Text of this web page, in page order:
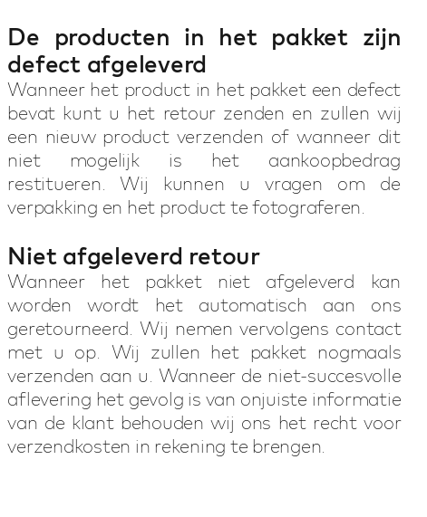
De producten in het pakket zijn
defect afgeleverd
Wanneer het product in het pakket een defect
bevat kunt u het retour zenden en zullen wij
een nieuw product verzenden of wanneer dit
niet mogelijk is het aankoopbedrag
restitueren. Wij kunnen u vragen om de
verpakking en het product te fotograferen.
Niet afgeleverd retour
Wanneer het pakket niet afgeleverd kan
worden wordt het automatisch aan ons
geretourneerd. Wij nemen vervolgens contact
met u op. Wij zullen het pakket nogmaals
verzenden aan u. Wanneer de niet-succesvolle
aflevering het gevolg is van onjuiste informatie
van de klant behouden wij ons het recht voor
verzendkosten in rekening te brengen.